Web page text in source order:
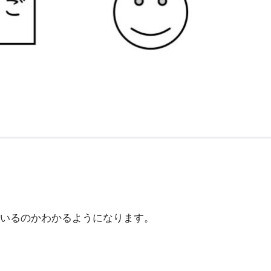
るのかわかるようになります。